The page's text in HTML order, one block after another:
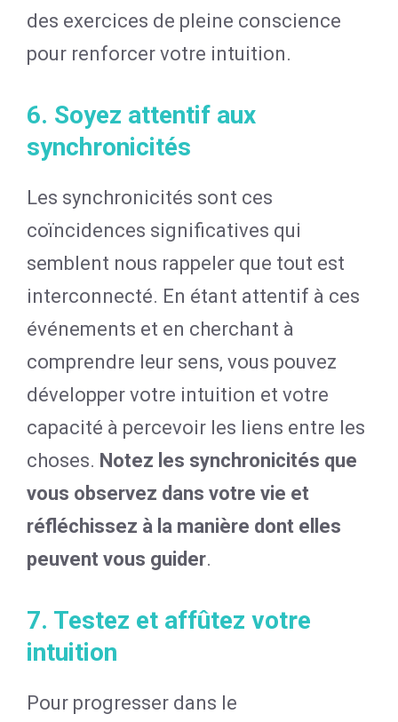
des exercices de pleine conscience
pour renforcer votre intuition.
6. Soyez attentif aux
synchronicités
Les synchronicités sont ces
coïncidences significatives qui
semblent nous rappeler que tout est
interconnecté. En étant attentif à ces
événements et en cherchant à
comprendre leur sens, vous pouvez
développer votre intuition et votre
capacité à percevoir les liens entre les
choses. Notez les synchronicités que
vous observez dans votre vie et
réfléchissez à la manière dont elles
peuvent vous guider.
7. Testez et affûtez votre
intuition
Pour progresser dans le